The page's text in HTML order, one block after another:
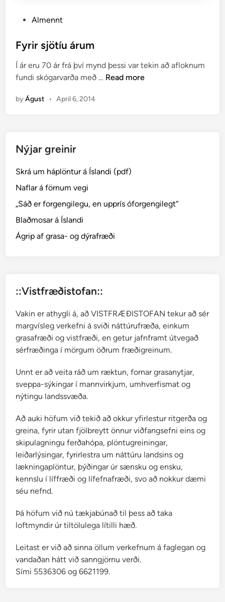
s
e
d
n
Almennt
Fyrir sjötíu árum
Í ár eru 70 ár frá því mynd þessi var tekin að afloknum
fundi skógarvarða með … F
t
á
u
Read more
byÁgust • April 6, 2014
Nýjar greinir
Skrá um háplöntur á Íslandi (pdf)
Naflar á förnum vegi
„Sáð er forgengilegu, en upprís óforgengilegt“
Blaðmosar á Íslandi
Ágrip af grasa- og dýrafræði
::Vistfræðistofan::
Vakin er athygli á, að VISTFRÆÐISTOFAN tekur að sér
margvísleg verkefni á sviði náttúrufræða, einkum
grasafræði og vistfræði, en getur jafnframt útvegað
sérfræðinga í mörgum öðrum fræðigreinum.
Unnt er að veita ráð um ræktun, fornar grasanytjar,
sveppa-sýkingar í mannvirkjum, umhverfismat og
nýtingu landssvæða.
Að auki höfum við tekið að okkur yfirlestur ritgerða og
greina, fyrir utan fjölbreytt önnur viðfangsefni eins og
skipulagningu ferðahópa, plöntugreiningar,
leiðarlýsingar, fyrirlestra um náttúru landsins og
lækningaplöntur, þýðingar úr sænsku og ensku,
kennslu í líffræði og lífefnafræði, svo að nokkur dæmi
séu nefnd.
Þá höfum við nú tækjabúnað til þess að taka
loftmyndir úr tiltölulega lítilli hæð.
Leitast er við að sinna öllum verkefnum á faglegan og
vandaðan hátt við sanngjörnu verði.
Sími 5536306 og 6621199.